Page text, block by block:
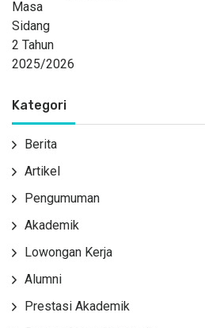
Kategori
Berita
Artikel
Pengumuman
Akademik
Lowongan Kerja
Alumni
Prestasi Akademik